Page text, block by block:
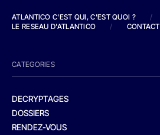
ATLANTICO C'EST QUI, C'EST QUOI ?
/
LE RESEAU D'ATLANTICO
/ CONTACT
CATEGORIES
DECRYPTAGES
DOSSIERS
RENDEZ-VOUS